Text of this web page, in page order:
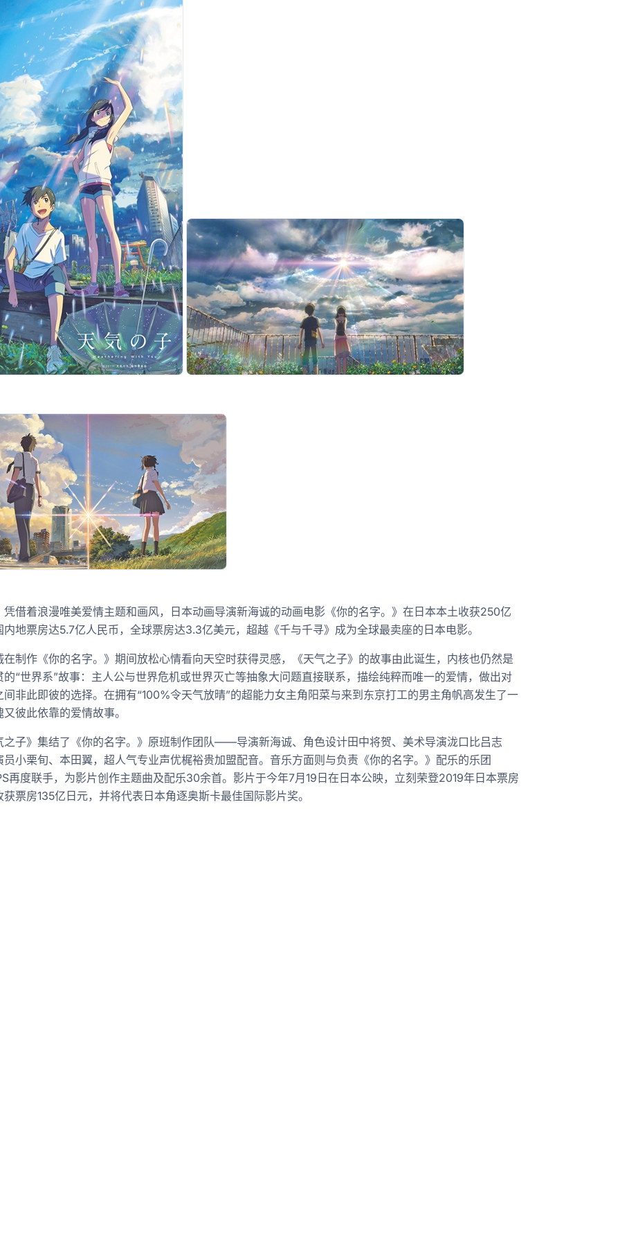
借着浪漫唯美爱情主题和画风，日本动画导演新海诚的动画电影《你的名字。》在日本本土收获250亿
地票房达5.7亿人民币，全球票房达3.3亿美元，超越《千与千寻》成为全球最卖座的日本电影。
作《你的名字。》期间放松心情看向天空时获得灵感，《天气之子》的故事由此诞生，内核也仍然是
的“世界系”故事：主人公与世界危机或世界灭亡等抽象大问题直接联系，描绘纯粹而唯一的爱情，做出对
间非此即彼的选择。在拥有“100%令天气放晴”的超能力女主角阳菜与来到东京打工的男主角帆高发生了一
彼此依靠的爱情故事。
》集结了《你的名字。》原班制作团队——导演新海诚、角色设计田中将贺、美术导演泷口比吕志
员小栗旬、本田翼，超人气专业声优梶裕贵加盟配音。音乐方面则与负责《你的名字。》配乐的乐团
再度联手，为影片创作主题曲及配乐30余首。影片于今年7月19日在日本公映，立刻荣登2019年日本票房
票房135亿日元，并将代表日本角逐奥斯卡最佳国际影片奖。